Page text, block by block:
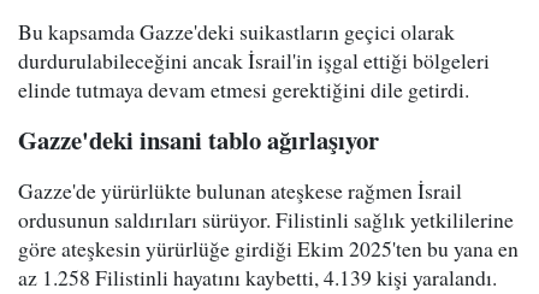
Bu kapsamda Gazze'deki suikastların geçici olarak
durdurulabileceğini ancak İsrail'in işgal ettiği bölgeleri
elinde tutmaya devam etmesi gerektiğini dile getirdi.
Gazze'deki insani tablo ağırlaşıyor
Gazze'de yürürlükte bulunan ateşkese rağmen İsrail
ordusunun saldırıları sürüyor. Filistinli sağlık yetkililerine
göre ateşkesin yürürlüğe girdiği Ekim 2025'ten bu yana en
az 1.258 Filistinli hayatını kaybetti, 4.139 kişi yaralandı.